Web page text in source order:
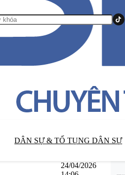
DÂN SỰ & TỐ TỤNG DÂN SỰ
24/04/2026